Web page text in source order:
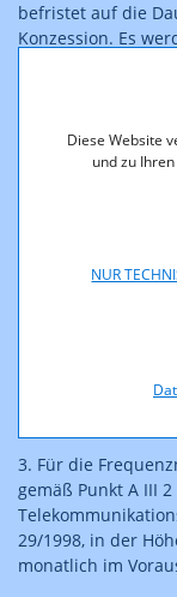
Diese Website
und zu
NUR
befristet auf die
Konzession. Es
(1741,4/1836,4 bis
Die
673, 738-743
738-743 aus
durch
3. Für die
gemäß Punkt A III
29/1998, in der
monatlich im